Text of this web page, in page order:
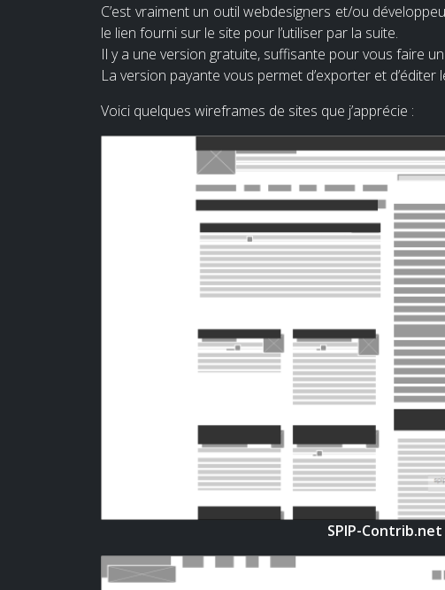
C’est vraiment un outil webdesigners et/ou
le lien fourni sur le site pour l’utiliser par la suite.
Il y a une version gratuite, suffisante pour vous faire
La version payante vous permet d’exporter et
Voici quelques wireframes de sites que j’apprécie :
SPIP-Contrib.net